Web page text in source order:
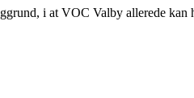
i at VOC Valby allerede kan